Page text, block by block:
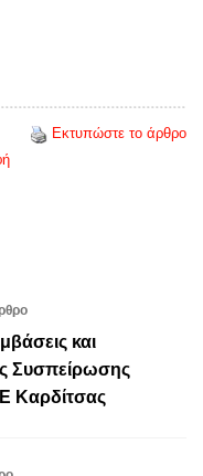
Εκτυπώστε το άρθρο
και
Συσπείρωσης
Καρδίτσας